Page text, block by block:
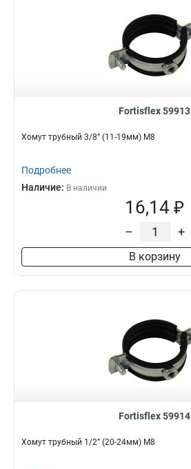
Fortisflex 59913
Хомут трубный 3/8” (11-19мм) М8
Подробнее
Наличие: В наличии
16,14 ₽
– +
В корзину
Fortisflex 59914
Хомут трубный 1/2” (20-24мм) М8